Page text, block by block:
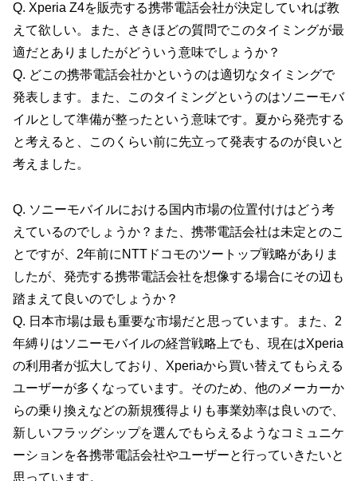
Q. Xperia Z4を販売する携帯電話会社が決定していれば教
えて欲しい。また、さきほどの質問でこのタイミングが最
適だとありましたがどういう意味でしょうか？
Q. どこの携帯電話会社かというのは適切なタイミングで
発表します。また、このタイミングというのはソニーモバ
イルとして準備が整ったという意味です。夏から発売する
と考えると、このくらい前に先立って発表するのが良いと
考えました。
Q. ソニーモバイルにおける国内市場の位置付けはどう考
えているのでしょうか？また、携帯電話会社は未定とのこ
とですが、2年前にNTTドコモのツートップ戦略がありま
したが、発売する携帯電話会社を想像する場合にその辺も
踏まえて良いのでしょうか？
Q. 日本市場は最も重要な市場だと思っています。また、2
年縛りはソニーモバイルの経営戦略上でも、現在はXperia
の利用者が拡大しており、Xperiaから買い替えてもらえる
ユーザーが多くなっています。そのため、他のメーカーか
らの乗り換えなどの新規獲得よりも事業効率は良いので、
新しいフラッグシップを選んでもらえるようなコミュニケ
ーションを各携帯電話会社やユーザーと行っていきたいと
思っています。